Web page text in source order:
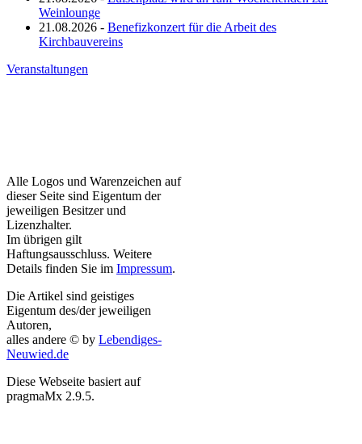
Weinlounge
21.08.2026 - Benefizkonzert für die Arbeit des
Kirchbauvereins
Veranstaltungen
Alle Logos und Warenzeichen auf
dieser Seite sind Eigentum der
jeweiligen Besitzer und
Lizenzhalter.
Im übrigen gilt
Haftungsausschluss. Weitere
Details finden Sie im Impressum.
Die Artikel sind geistiges
Eigentum des/der jeweiligen
Autoren,
alles andere © by Lebendiges-
Neuwied.de
Diese Webseite basiert auf
pragmaMx 2.9.5.